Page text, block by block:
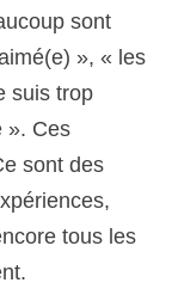
sont
», « les
suis trop
». Ces
sont des
tous les